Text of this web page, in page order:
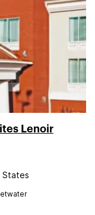
Lenoir
States